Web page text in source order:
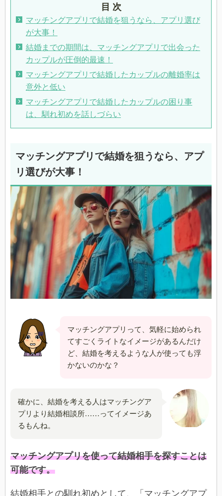
目 次
マッチングアプリで結婚を狙うなら、アプリ選び
が大事！
結婚までの期間は、マッチングアプリで出会った
カップルが圧倒的最速！
マッチングアプリで結婚したカップルの離婚率は
意外と低い
マッチングアプリで結婚したカップルの困り事
は、馴れ初めを話しづらい
マッチングアプリで結婚を狙うなら、アプ
リ選びが大事！
マッチングアプリって、気軽に始められ
てすごくライトなイメージがあるんだけ
ど、結婚を考えるような人が使っても浮
かないのかな？
確かに、結婚を考える人はマッチングア
プリより結婚相談所……ってイメージあ
るもんね。
マッチングアプリを使って結婚相手を探すことは
可能です。
結婚相手との馴れ初めとして、「マッチングアプ